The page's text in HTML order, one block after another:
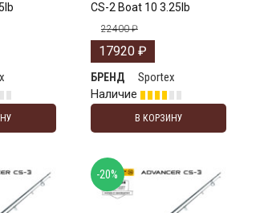
CS-2 Boat 10 3.25lb
22400₽
17920 ₽
БРЕНД
Sportex
Наличие
В КОРЗИНУ
-20%